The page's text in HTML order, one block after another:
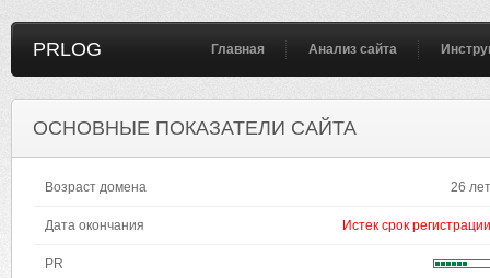
PRLOG Главная Анализ сайта
ОСНОВНЫЕ ПОКАЗАТЕЛИ САЙТА
Возраст домена 26 лет
Дата окончания Истек срок регистрации
PR